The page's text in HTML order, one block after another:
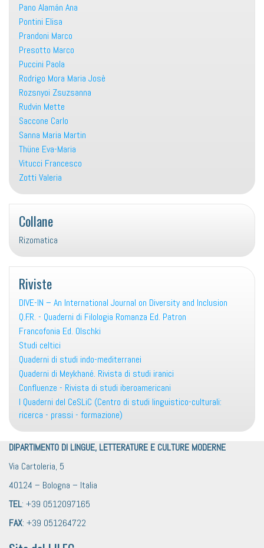
Pano Alamán Ana
Pontini Elisa
Prandoni Marco
Presotto Marco
Puccini Paola
Rodrigo Mora Maria Josè
Rozsnyoi Zsuzsanna
Rudvin Mette
Saccone Carlo
Sanna Maria Martin
Thüne Eva-Maria
Vitucci Francesco
Zotti Valeria
Collane
Rizomatica
Riviste
DIVE-IN – An International Journal on Diversity and Inclusion
Q.F.R. - Quaderni di Filologia Romanza Ed. Patron
Francofonia Ed. Olschki
Studi celtici
Quaderni di studi indo-mediterranei
Quaderni di Meykhané. Rivista di studi iranici
Confluenze - Rivista di studi iberoamericani
I Quaderni del CeSLiC (Centro di studi linguistico-culturali:
ricerca - prassi - formazione)
DIPARTIMENTO DI LINGUE, LETTERATURE E CULTURE MODERNE
Via Cartoleria, 5
40124 – Bologna – Italia
TEL: +39 0512097165
FAX: +39 051264722